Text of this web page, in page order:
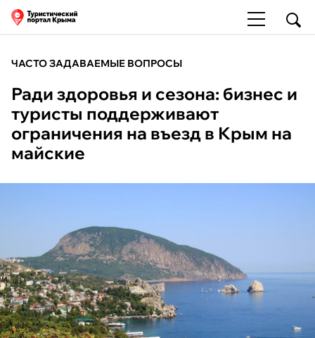
ЧАСТО ЗАДАВАЕМЫЕ ВОПРОСЫ
Ради здоровья и сезона: бизнес и
туристы поддерживают
ограничения на въезд в Крым на
майские